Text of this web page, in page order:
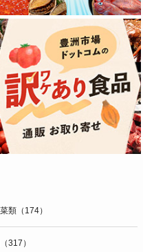
類（174）
317）